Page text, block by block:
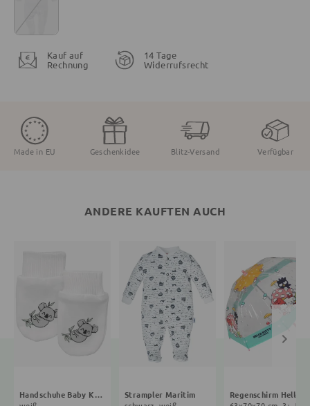
Kauf auf
Rechnung
14 Tage
Widerrufsrecht
Made in EU Geschenkidee Blitz-Versand Verfügbar
ANDERE KAUFTEN AUCH
Handschuhe Baby Koala
Strampler Maritim